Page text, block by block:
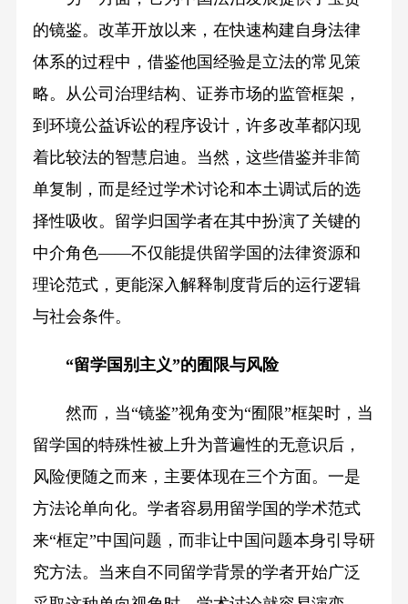
的镜鉴。改革开放以来，在快速构建自身法律
体系的过程中，借鉴他国经验是立法的常见策
略。从公司治理结构、证券市场的监管框架，
到环境公益诉讼的程序设计，许多改革都闪现
着比较法的智慧启迪。当然，这些借鉴并非简
单复制，而是经过学术讨论和本土调试后的选
择性吸收。留学归国学者在其中扮演了关键的
中介角色——不仅能提供留学国的法律资源和
理论范式，更能深入解释制度背后的运行逻辑
与社会条件。
“留学国别主义”的囿限与风险
然而，当“镜鉴”视角变为“囿限”框架时，当
留学国的特殊性被上升为普遍性的无意识后，
风险便随之而来，主要体现在三个方面。一是
方法论单向化。学者容易用留学国的学术范式
来“框定”中国问题，而非让中国问题本身引导研
究方法。当来自不同留学背景的学者开始广泛